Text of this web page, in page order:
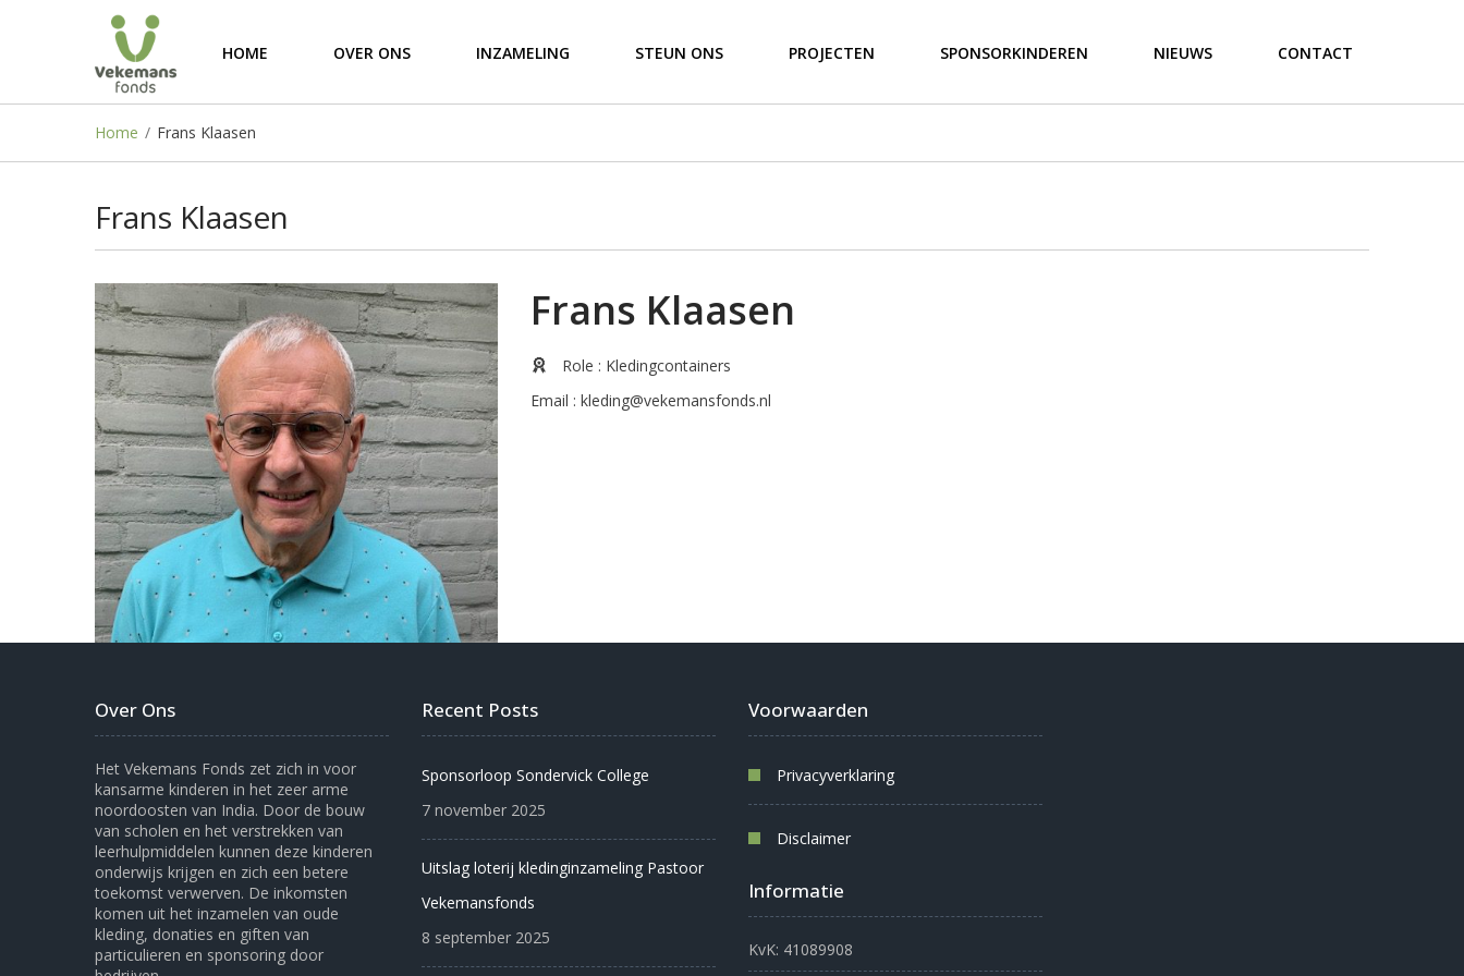
HOME OVER ONS INZAMELING STEUN ONS PROJECTEN SPONSORKINDEREN NIEUWS CONTACT
Home / Frans Klaasen
Frans Klaasen
Frans Klaasen
Role : Kledingcontainers
Email : kleding@vekemansfonds.nl
Over Ons
Het Vekemans Fonds zet zich in voor
kansarme kinderen in het zeer arme
noordoosten van India. Door de bouw
van scholen en het verstrekken van
leerhulpmiddelen kunnen deze kinderen
onderwijs krijgen en zich een betere
toekomst verwerven. De inkomsten
komen uit het inzamelen van oude
kleding, donaties en giften van
particulieren en sponsoring door
Recent Posts
Sponsorloop Sondervick College
7 november 2025
Uitslag loterij kledinginzameling Pastoor
Vekemansfonds
8 september 2025
Voorwaarden
Privacyverklaring
Disclaimer
Informatie
KvK: 41089908